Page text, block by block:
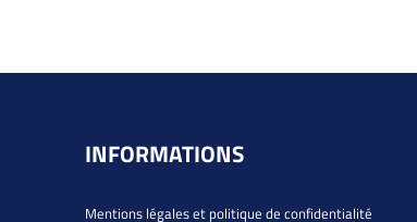
INFORMATIONS
Mentions légales et politique de confidentialité